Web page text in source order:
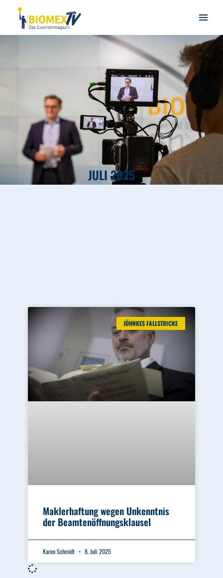
JULI 2025
JÖHNKES FALLSTRICKE
Maklerhaftung wegen Unkenntnis
der Beamtenöffnungsklausel
Karen Schmidt 8. Juli 2025